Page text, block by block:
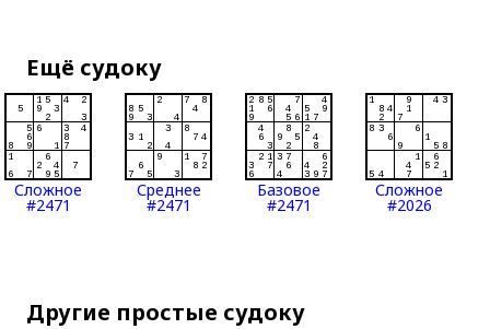
Ещё судоку
Сложное
#2471
Среднее
#2471
Базовое
#2471
Сложное
#2026
Другие простые судоку